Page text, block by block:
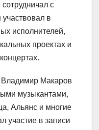
с
в
исполнителей,
проектах и
Владимир Макаров
музыкантами,
Альянс и многие
участие в записи